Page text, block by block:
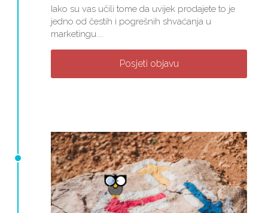
Iako su vas učili tome da uvijek prodajete to je
jedno od čestih i pogrešnih shvaćanja u
marketingu....
Posjeti objavu